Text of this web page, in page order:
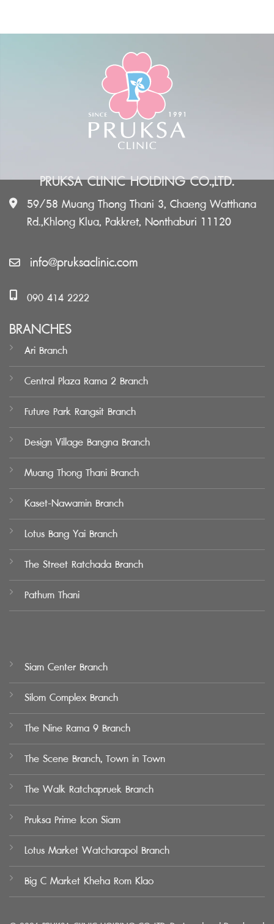
PRUKSA CLINIC HOLDING CO.,LTD.
59/58 Muang Thong Thani 3, Chaeng Watthana
Rd.,Khlong Klua, Pakkret, Nonthaburi 11120
info@pruksaclinic.com
090 414 2222
BRANCHES
Ari Branch
Central Plaza Rama 2 Branch
Future Park Rangsit Branch
Design Village Bangna Branch
Muang Thong Thani Branch
Kaset-Nawamin Branch
Lotus Bang Yai Branch
The Street Ratchada Branch
Pathum Thani
Siam Center Branch
Silom Complex Branch
The Nine Rama 9 Branch
The Scene Branch, Town in Town
The Walk Ratchapruek Branch
Pruksa Prime Icon Siam
Lotus Market Watcharapol Branch
Big C Market Kheha Rom Klao